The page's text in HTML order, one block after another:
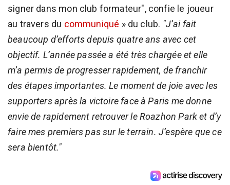
signer dans mon club formateur", confie le joueur
au travers du communiqué » du club. "J’ai fait
beaucoup d’efforts depuis quatre ans avec cet
objectif. L’année passée a été très chargée et elle
m’a permis de progresser rapidement, de franchir
des étapes importantes. Le moment de joie avec les
supporters après la victoire face à Paris me donne
envie de rapidement retrouver le Roazhon Park et d’y
faire mes premiers pas sur le terrain. J’espère que ce
sera bientôt."